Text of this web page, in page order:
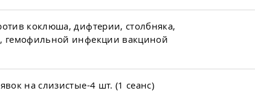
коклюша, дифтерии, столбняка,
гемофильной инфекции вакциной
на слизистые-4 шт. (1 сеанс)